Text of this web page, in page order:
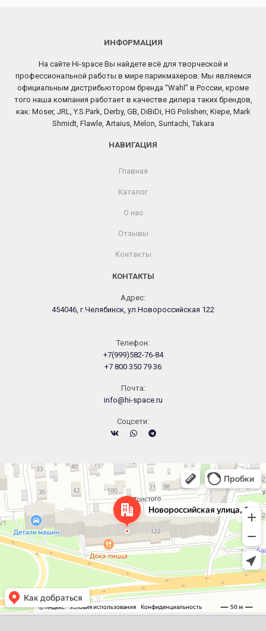
ИНФОРМАЦИЯ
На сайте Hi-space Вы найдете всё для творческой и
профессиональной работы в мире парикмахеров. Мы являемся
официальным дистрибьютором бренда “Wahl” в России, кроме
того наша компания работает в качестве дилера таких брендов,
как: Moser, JRL, Y.S.Park, Derby, GB, DiBiDi, HG Polishen, Kiepe, Mark
Shmidt, Flawle, Artaius, Melon, Suntachi, Takara
НАВИГАЦИЯ
Главная
Каталог
О нас
Отзывы
Контакты
КОНТАКТЫ
Адрес:
454046, г.Челябинск, ул.Новороссийская 122
Телефон:
+7(999)582-76-84
+7 800 350 79 36
Почта:
info@hi-space.ru
Cоцсети:
Челябинск
Новороссийская улица, 122 — Яндекс.Карты